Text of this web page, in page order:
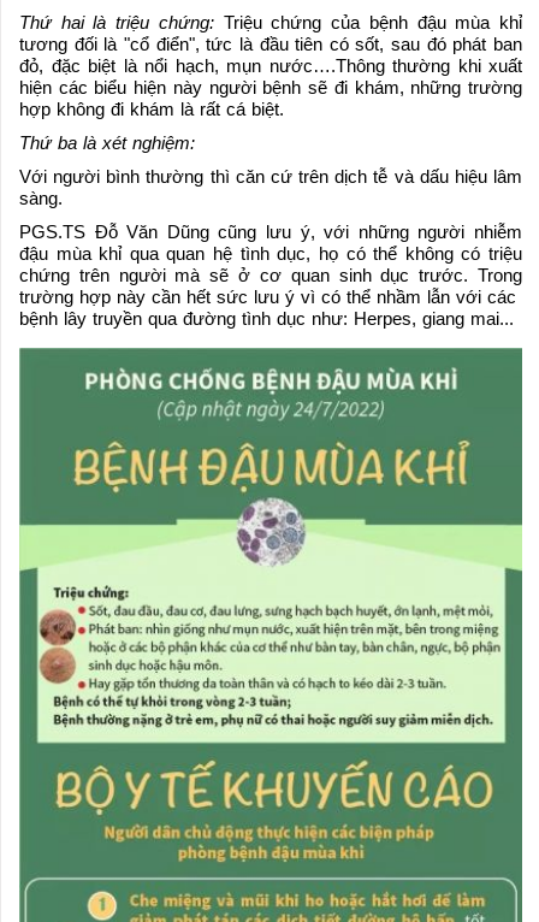
Thứ hai là triệu chứng:Triệu chứng của bệnh đậu mùa khỉ
tương đối là "cổ điển", tức là đầu tiên có sốt, sau đó phát ban
đỏ, đặc biệt là nổi hạch, mụn nước….Thông thường khi xuất
hiện các biểu hiện này người bệnh sẽ đi khám, những trường
hợp không đi khám là rất cá biệt.
Thứ ba là xét nghiệm:
Với người bình thường thì căn cứ trên dịch tễ và dấu hiệu lâm
sàng.
PGS.TS Đỗ Văn Dũng cũng lưu ý, với những người nhiễm
đậu mùa khỉ qua quan hệ tình dục, họ có thể không có triệu
chứng trên người mà sẽ ở cơ quan sinh dục trước. Trong
trường hợp này cần hết sức lưu ý vì có thể nhầm lẫn với các
bệnh lây truyền qua đường tình dục như: Herpes, giang mai...